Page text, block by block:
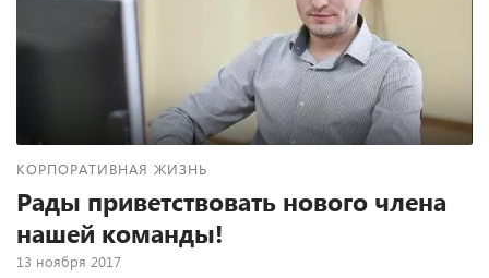
КОРПОРАТИВНАЯ ЖИЗНЬ
Рады приветствовать нового члена
нашей команды!
13 ноября 2017